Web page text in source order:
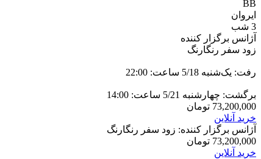
BB
ایروان
3 شب
آژانس برگزار کننده
زود سفر رنگارنگ
رفت: یک‌شنبه 5/18 ساعت: 22:00
برگشت: چهارشنبه 5/21 ساعت: 14:00
73,200,000 تومان
خرید آنلاین
آژانس برگزار کننده: زود سفر رنگارنگ
73,200,000 تومان
خرید آنلاین